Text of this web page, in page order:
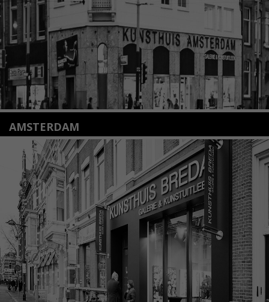
Lees meer
AMSTERDAM
Amstelveenseweg 135
1075 VX Amsterdam
+31 (0)20 2332546
info@kunsthuisamsterdam.nl
Lees meer